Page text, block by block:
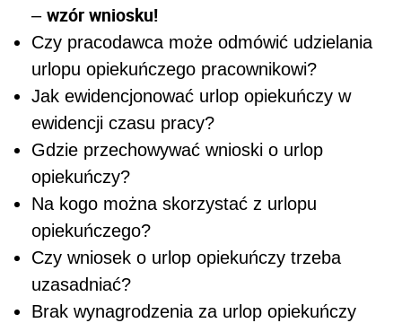
– wzór wniosku!
Czy pracodawca może odmówić udzielania
urlopu opiekuńczego pracownikowi?
Jak ewidencjonować urlop opiekuńczy w
ewidencji czasu pracy?
Gdzie przechowywać wnioski o urlop
opiekuńczy?
Na kogo można skorzystać z urlopu
opiekuńczego?
Czy wniosek o urlop opiekuńczy trzeba
uzasadniać?
Brak wynagrodzenia za urlop opiekuńczy